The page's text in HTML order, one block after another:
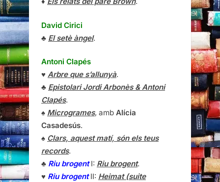
David Cirici
♣ El setè àngel.
Antoni Clapés
♥ Arbre que s’allunyà.
♣ Epistolari Jordi Arbonès & Antoni
Clapés.
♠ Microgrames, amb Alícia
Casadesús.
♠ Clars, aquest matí, són els teus
records.
♣ Riu brogentI: Riu brogent.
♥ Riu brogentII: Heimat (suite